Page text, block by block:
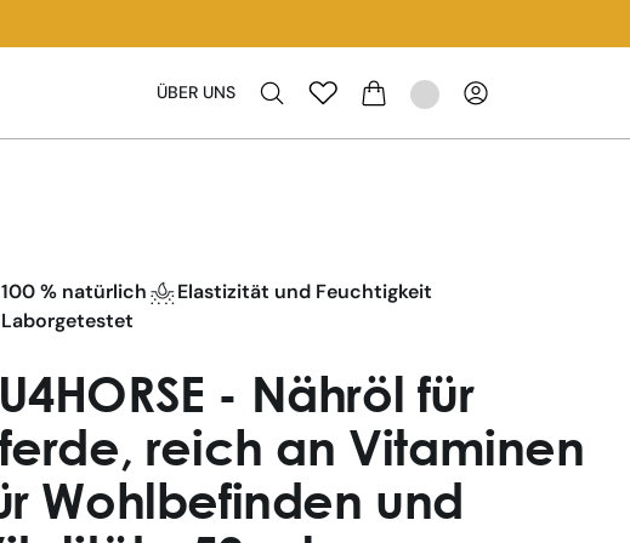
ÜBER UNS
WARENKORB
100 % natürlich
Elastizität und Feuchtigkeit
Laborgetestet
- Nähröl für
reich an Vitaminen
Wohlbefinden und